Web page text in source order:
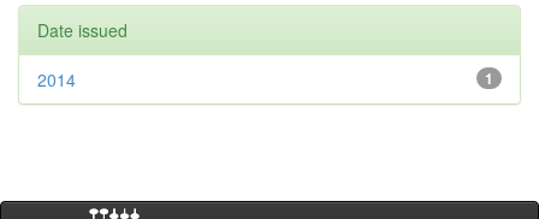
Date issued
1
2014